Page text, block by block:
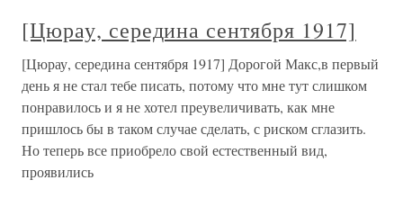
[Цюрау, середина сентября 1917]
[Цюрау, середина сентября 1917] Дорогой Макс,в первый
день я не стал тебе писать, потому что мне тут слишком
понравилось и я не хотел преувеличивать, как мне
пришлось бы в таком случае сделать, с риском сглазить.
Но теперь все приобрело свой естественный вид,
проявились